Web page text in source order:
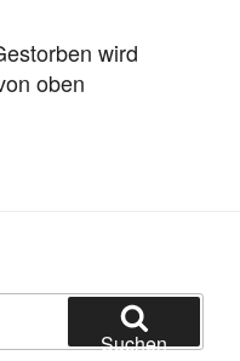
wird
oben
Suchen